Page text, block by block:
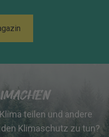
teilen und andere
Klimaschutz zu tun?